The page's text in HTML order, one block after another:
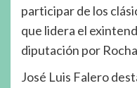
participar de los
que lidera el
diputación por
José Luis Falero